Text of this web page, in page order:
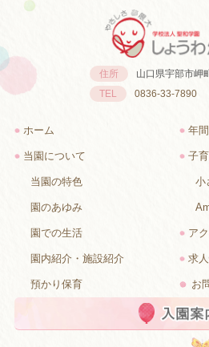
学校法人聖和学園し
稚園
住所
山口県宇部市岬
TEL
0836-33-7890
ホーム
当園について
当園の特色
園のあゆみ
園での生活
園内紹介・施設紹介
預かり保育
年
子
小
ア
求
お